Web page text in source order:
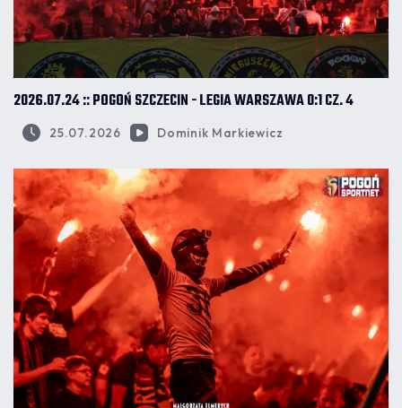
2026.07.24 :: POGOŃ SZCZECIN - LEGIA WARSZAWA 0:1 CZ. 4
25.07.2026 Dominik Markiewicz